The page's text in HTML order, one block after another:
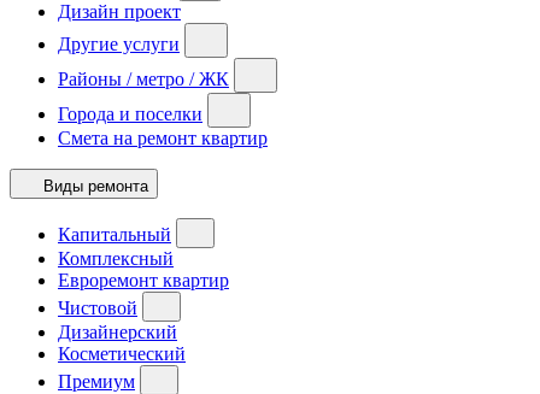
Дизайн проект
Другие услуги
Районы / метро / ЖК
Города и поселки
Смета на ремонт квартир
Виды ремонта
Капитальный
Комплексный
Евроремонт квартир
Чистовой
Дизайнерский
Косметический
Премиум